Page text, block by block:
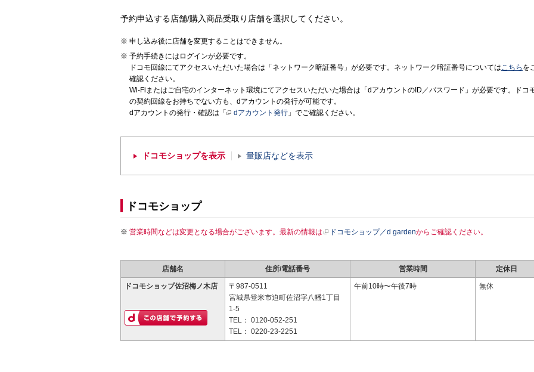
予約申込する店舗/購入商品受取り店舗を選択してください。
申し込み後に店舗を変更することはできません。
予約手続きにはログインが必要です。
ドコモ回線にてアクセスいただいた場合は「ネットワーク暗証番号」が必要です。ネットワーク暗証番号についてはこちら を
確認ください。
Wi-Fiまたはご自宅のインターネット環境にてアクセスいただいた場合は「dアカウントのID／パスワード」が必要です。ドコ
の契約回線をお持ちでない方も、dアカウントの発行が可能です。
dアカウントの発行・確認は「
dアカウント発行 」でご確認ください。
ドコモショップを表示 量販店などを表示
ドコモショップ
営業時間などは変更となる場合がございます。最新の情報は ドコモショップ／d gardenからご確認ください。
店舗名 住所/電話番号 営業時間 定休日
ドコモショップ佐沼梅ノ木店
〒987-0511
宮城県登米市迫町佐沼字八幡1丁目
1-5
TEL： 0120-052-251
TEL： 0220-23-2251
午前10時〜午後7時 無休